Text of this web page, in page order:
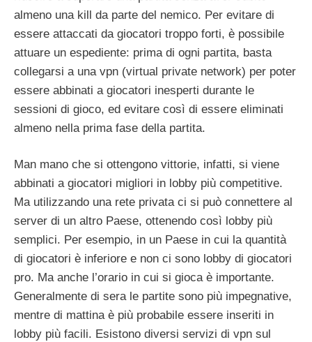
almeno una kill da parte del nemico. Per evitare di
essere attaccati da giocatori troppo forti, è possibile
attuare un espediente: prima di ogni partita, basta
collegarsi a una vpn (virtual private network) per poter
essere abbinati a giocatori inesperti durante le
sessioni di gioco, ed evitare così di essere eliminati
almeno nella prima fase della partita.
Man mano che si ottengono vittorie, infatti, si viene
abbinati a giocatori migliori in lobby più competitive.
Ma utilizzando una rete privata ci si può connettere al
server di un altro Paese, ottenendo così lobby più
semplici. Per esempio, in un Paese in cui la quantità
di giocatori è inferiore e non ci sono lobby di giocatori
pro. Ma anche l’orario in cui si gioca è importante.
Generalmente di sera le partite sono più impegnative,
mentre di mattina è più probabile essere inseriti in
lobby più facili. Esistono diversi servizi di vpn sul